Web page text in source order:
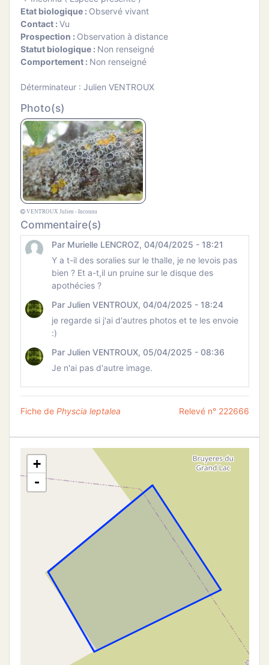
Etat biologique : Observé vivant
Contact : Vu
Prospection : Observation à distance
Statut biologique : Non renseigné
Comportement : Non renseigné
Déterminateur : Julien VENTROUX
Photo(s)
VENTROUX Julien - Inconnu
Commentaire(s)
Par Murielle LENCROZ, 04/04/2025 - 18:21
Y a t-il des soralies sur le thalle, je ne levois pas
bien ? Et a-t,il un pruine sur le disque des
apothécies ?
Par Julien VENTROUX, 04/04/2025 - 18:24
je regarde si j'ai d'autres photos et te les envoie
:)
Par Julien VENTROUX, 05/04/2025 - 08:36
Je n'ai pas d'autre image.
Fiche de Physcia leptalea Relevé n° 222666
+
-